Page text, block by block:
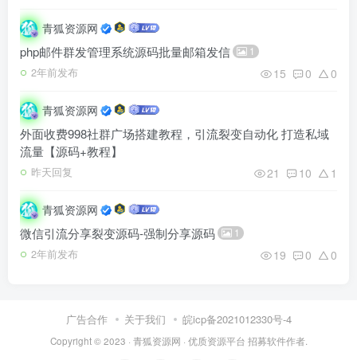
青狐资源网
php邮件群发管理系统源码批量邮箱发信 1
2年前发布 15 0 0
青狐资源网
外面收费998社群广场搭建教程，引流裂变自动化 打造私域
流量【源码+教程】
昨天回复 21 10 1
青狐资源网
微信引流分享裂变源码-强制分享源码 1
2年前发布 19 0 0
广告合作 关于我们 皖icp备2021012330号-4
Copyright © 2023 · 青狐资源网 · 优质资源平台 招募软件作者.